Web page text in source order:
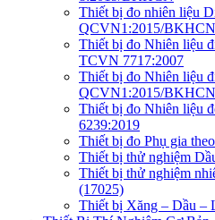
Thiết bị đo nhiên liệu
QCVN1:2015/BKHCN
Thiết bị đo Nhiên liệu
TCVN 7717:2007
Thiết bị đo Nhiên liệu
QCVN1:2015/BKHCN
Thiết bị đo Nhiên liệu
6239:2019
Thiết bị đo Phụ gia
Thiết bị thử nghiệm
Thiết bị thử nghiệm
(17025)
Thiết bị Xăng – Dầu –